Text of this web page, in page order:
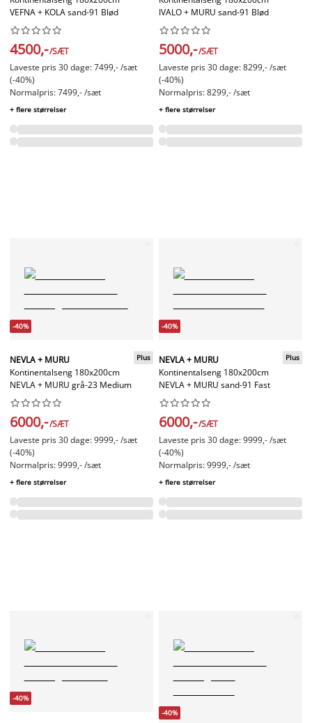
VEFNA + KOLA sand-91 Blød






4500,-/SÆT
Laveste pris 30 dage: 7499,- /sæt
(-40%)
Normalpris: 7499,- /sæt
+ flere størrelser
IVALO + MURU sand-91 Blød






5000,-/SÆT
Laveste pris 30 dage: 8299,- /sæt
(-40%)
Normalpris: 8299,- /sæt
+ flere størrelser
-40%
NEVLA + MURU
Kontinentalseng 180x200cm
NEVLA + MURU grå-23 Medium
Plus






6000,-/SÆT
Laveste pris 30 dage: 9999,- /sæt
(-40%)
Normalpris: 9999,- /sæt
+ flere størrelser
-40%
NEVLA + MURU
Kontinentalseng 180x200cm
NEVLA + MURU sand-91 Fast
Plus






6000,-/SÆT
Laveste pris 30 dage: 9999,- /sæt
(-40%)
Normalpris: 9999,- /sæt
+ flere størrelser
-40%
-40%